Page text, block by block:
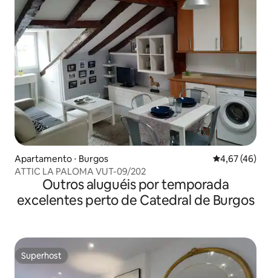
Apartamento ⋅ Burgos 4,67 de uma
4,67 (46)
ATTIC LA PALOMA VUT-09/202
Outros aluguéis por temporada
excelentes perto de Catedral de Burgos
Superhost
Superhost